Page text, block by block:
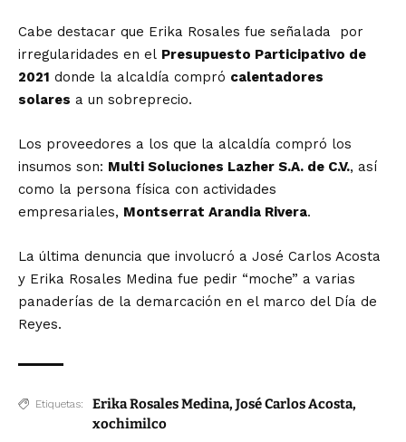
Cabe destacar que Erika Rosales fue señalada por
irregularidades en el Presupuesto Participativo de
2021 donde la alcaldía compró calentadores
solares a un sobreprecio.
Los proveedores a los que la alcaldía compró los
insumos son: Multi Soluciones Lazher S.A. de C.V., así
como la persona física con actividades
empresariales, Montserrat Arandia Rivera.
La última denuncia que involucró a José Carlos Acosta
y Erika Rosales Medina fue pedir “moche” a varias
panaderías de la demarcación en el marco del Día de
Reyes.
Etiquetas: Erika Rosales Medina, José Carlos Acosta,
xochimilco